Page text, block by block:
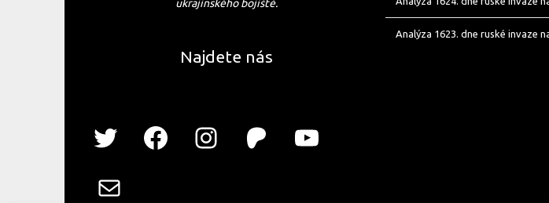
ukrajinského bojiště.
Najdete nás
Analýza 1623. dne ruské invaze